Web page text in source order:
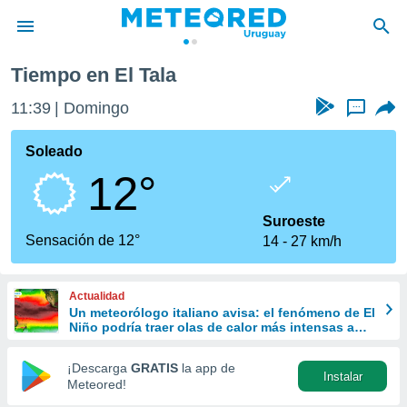
de
ha
calidad.
a este
las
y
forma
digital
basada
Tiempo en El Tala
11:39 Domingo ...
Soleado
12°
Sensación de 12°
Suroeste
14
27 km/h
Actualidad
Un meteorólogo italiano avisa: el fenómeno de El
Niño podría traer olas de calor más intensas a
¡Descarga GRATIS la app de
Meteored!
Instalar